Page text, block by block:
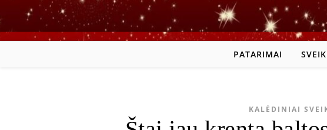
PATARIMAI
KALĖDINIAI